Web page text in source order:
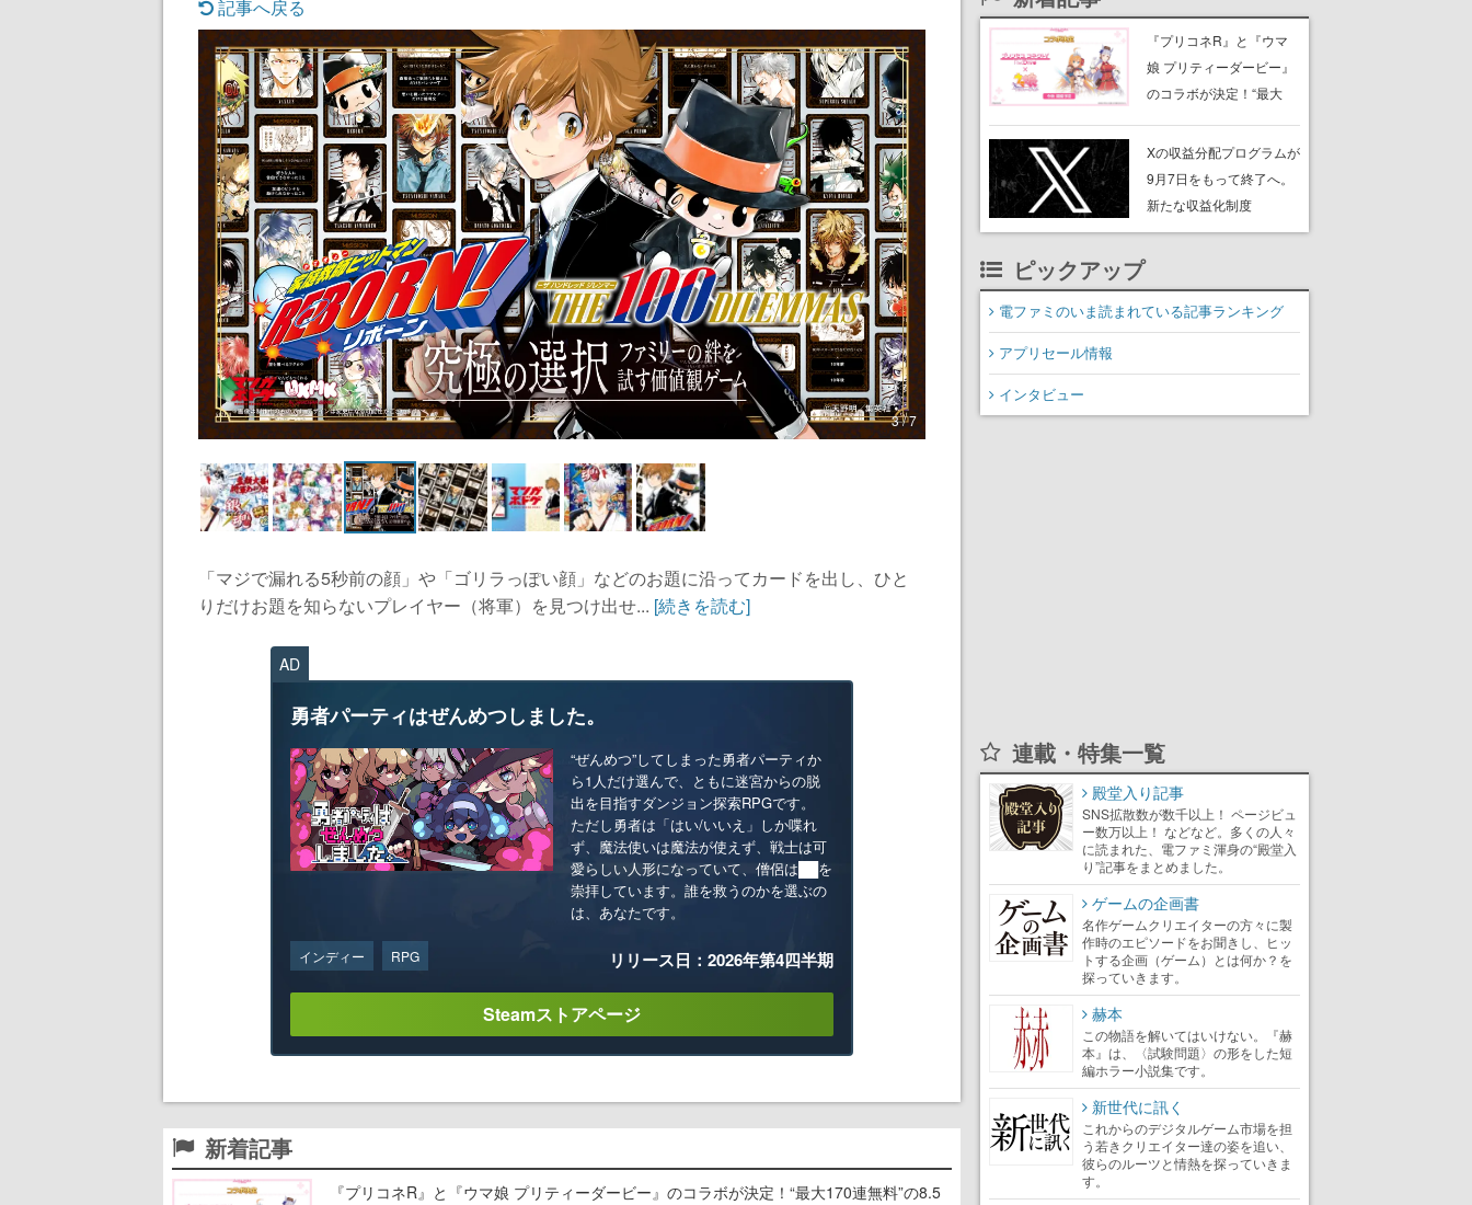
記事へ戻る
3 / 7
「マジで漏れる5秒前の顔」や「ゴリラっぽい顔」などのお題に沿ってカードを出し、ひと
りだけお題を知らないプレイヤー（将軍）を見つけ出せ... [続きを読む]
AD
勇者パーティはぜんめつしました。
“ぜんめつ”してしまった勇者パーティか
ら1人だけ選んで、ともに迷宮からの脱
出を目指すダンジョン探索RPGです。
ただし勇者は「はい/いいえ」しか喋れ
ず、魔法使いは魔法が使えず、戦士は可
愛らしい人形になっていて、僧侶は██を
崇拝しています。誰を救うのかを選ぶの
は、あなたです。
インディー RPG リリース日：2026年第4四半期
Steamストアページ
新着記事
『プリコネR』と『ウマ娘 プリティーダービー』のコラボが決定！“最大170連無料”の8.5
『プリコネR』と『ウマ
娘 プリティーダービー』
のコラボが決定！“最大
ンペーンなども発表
Xの収益分配プログラムが
9月7日をもって終了へ。
新たな収益化制度
「Original Content
ピックアップ
電ファミのいま読まれている記事ランキング
アプリセール情報
インタビュー
連載・特集一覧
殿堂入り記事
SNS拡散数が数千以上！ ページビュ
ー数万以上！ などなど。多くの人々
に読まれた、電ファミ渾身の“殿堂入
り”記事をまとめました。
ゲームの企画書
名作ゲームクリエイターの方々に製
作時のエピソードをお聞きし、ヒッ
トする企画（ゲーム）とは何か？を
探っていきます。
赫本
この物語を解いてはいけない。『赫
本』は、〈試験問題〉の形をした短
編ホラー小説集です。
新世代に訊く
これからのデジタルゲーム市場を担
う若きクリエイター達の姿を追い、
彼らのルーツと情熱を探っていきま
す。